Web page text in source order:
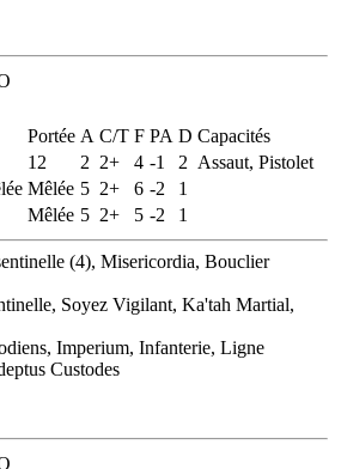
Portée A C/T F PA D Capacités
12 2 2+ 4 -1 2 Assaut, Pistolet
Mêlée 5 2+ 6 -2
1
Mêlée 5 2+ 5 -2 1
(4), Misericordia, Bouclier
Soyez Vigilant, Ka'tah Martial,
Imperium, Infanterie, Ligne
Custodes